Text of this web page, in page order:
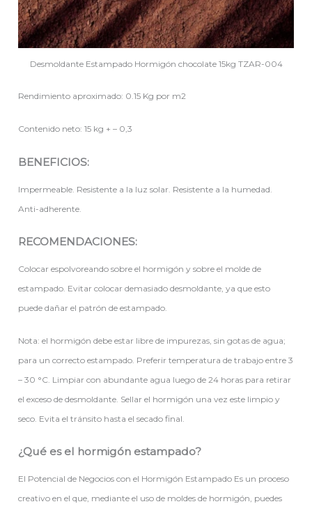
Desmoldante Estampado Hormigón chocolate 15kg TZAR-004
Rendimiento aproximado: 0.15 Kg por m2
Contenido neto: 15 kg + – 0,3
BENEFICIOS:
Impermeable. Resistente a la luz solar. Resistente a la humedad.
Anti-adherente.
RECOMENDACIONES:
Colocar espolvoreando sobre el hormigón y sobre el molde de
estampado. Evitar colocar demasiado desmoldante, ya que esto
puede dañar el patrón de estampado.
Nota: el hormigón debe estar libre de impurezas, sin gotas de agua;
para un correcto estampado. Preferir temperatura de trabajo entre 3
– 30 °C. Limpiar con abundante agua luego de 24 horas para retirar
el exceso de desmoldante. Sellar el hormigón una vez este limpio y
seco. Evita el tránsito hasta el secado final.
¿Qué es el hormigón estampado?
El Potencial de Negocios con el Hormigón Estampado Es un proceso
creativo en el que, mediante el uso de moldes de hormigón, puedes